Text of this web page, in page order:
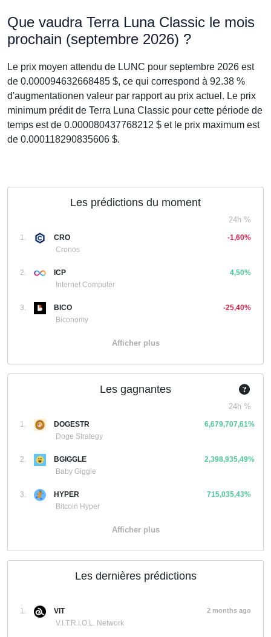
Que vaudra Terra Luna Classic le mois
prochain (septembre 2026) ?
Le prix moyen attendu de LUNC pour septembre 2026 est
de 0.000094632668485 $, ce qui correspond à 92.38 %
d'augmentationen valeur par rapport au prix actuel. Le prix
minimum prédit de Terra Luna Classic pour cette période de
temps est de 0.000080437768212 $ et le prix maximum est
de 0.000118290835606 $.
Les prédictions du moment
24h %
1.
CRO
Cronos
-1,60%
2.
ICP
Internet Computer
4,50%
3.
BICO
Biconomy
-25,40%
Afficher plus
Les gagnantes
24h %
1.
DOGESTR
Doge Strategy
6,679,707,61%
2.
BGIGGLE
Baby Giggle
2,398,935,49%
3.
HYPER
Bitcoin Hyper
715,035,43%
Afficher plus
Les dernières prédictions
1.
VIT
V.I.T.R.I.O.L. Network
2 months ago